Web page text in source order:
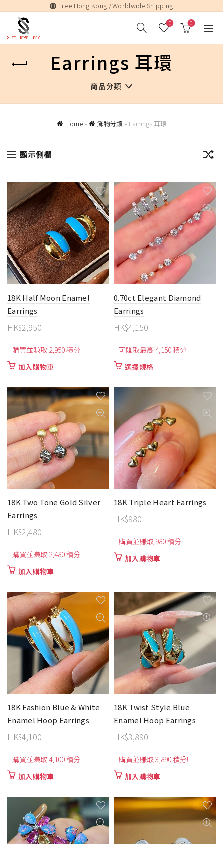
Free Hong Kong / Worldwide Shipping
0 0
Earrings 耳環
商品分類
Home» 飾物分類 » Earrings 耳環
顯示側欄
18K Half Moon Enamel
Earrings
HK$2,950
購買並賺取 2,950 積分!
加入購物車
0.70ct Elegant Diamond
Earrings
HK$4,150
可賺取最高 4,150 積分
選擇規格此
品
多
種
款
式。
可
在
產
品
頁
面
選
項
18K Two Tone Gold Silver
Earrings
HK$2,480
購買並賺取 2,480 積分!
加入購物車
18K Triple Heart Earrings
HK$980
購買並賺取 980 積分!
加入購物車
18K Fashion Blue & White
Enamel Hoop Earrings
HK$4,100
購買並賺取 4,100 積分!
加入購物車
18K Twist Style Blue
Enamel Hoop Earrings
HK$3,890
購買並賺取 3,890 積分!
加入購物車